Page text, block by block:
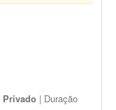
Privado | Duração